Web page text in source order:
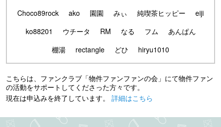
Choco89rock
ako 園園 みぃ 純喫茶ヒッピー
eiji
ko88201
ウチータ RM なる フム
あんぱん
棚湯
rectangle どひ hiryu1010
こちらは、ファンクラブ「物件ファンファンの会」にて物件ファン
の活動をサポートしてくださった方々です。
現在は申込みを終了しています。 詳細はこちら